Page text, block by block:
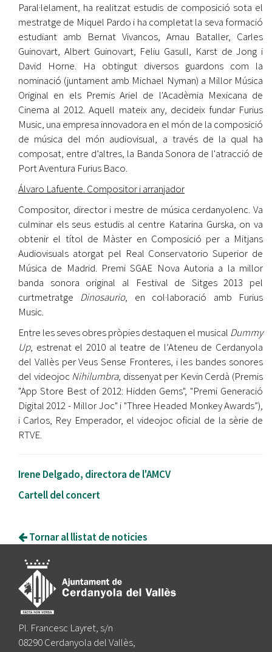
Paral·lelament, ha realitzat estudis de composició sota el
mestratge de Miquel Pardo i ha completat la seva formació
estudiant amb Bernat Vivancos, Arnau Bataller, Carles
Guinovart, Albert Guinovart, Feliu Gasull, Karst de Jong i
David Horne. Ha obtingut diversos guardons com la
nominació (juntament amb Michael Nyman) a Millor Música
Original en els Premis Ariel de l'Acadèmia Mexicana de
Cinema al 2012. Aquell mateix any, decideix fundar Furius
Music, una empresa innovadora en el món de la composició
de música del món audiovisual, a través de la qual ha
composat, entre d’altres, la Banda Sonora de l'atracció de
Port Aventura Furius Baco.
Álvaro Lafuente. Compositor i arranjador
Compositor, director i mestre de música cerdanyolenc. Va
culminar els seus estudis al centre Katarina Gurska, on va
obtenir el títol de Màster en Composició per a Mitjans
Audiovisuals atorgat pel Real Conservatorio Superior de
Música de Madrid. Premi SGAE Nova Autoria a la millor
banda sonora original al Festival de Sitges 2013 pel
curtmetratge Dinosaurio, en col·laboració amb Furius
Music.
Entre les seves obres pròpies destaquen el musical Dummy
Up, estrenat el 2010 al teatre de l’Ateneu de Cerdanyola
del Vallès per Veus Sense Fronteres, i les bandes sonores
del videojocNihilumbra, dissenyat per Kevin Cerdà (Premis
"App Store Best of 2012: Hidden Gems", "Premi Generació
Digital 2012 - Millor Joc" i "Three Headed Monkey Awards”),
i Carlos, Rey Emperador, el videojoc oficial de la sèrie de
RTVE.
Irene Delgado, directora de l'AMCV
Cartell del concert
Tornar al llistat de noticies
Pl. Francesc Layret, s/n
08290 Cerdanyola del Vallès,